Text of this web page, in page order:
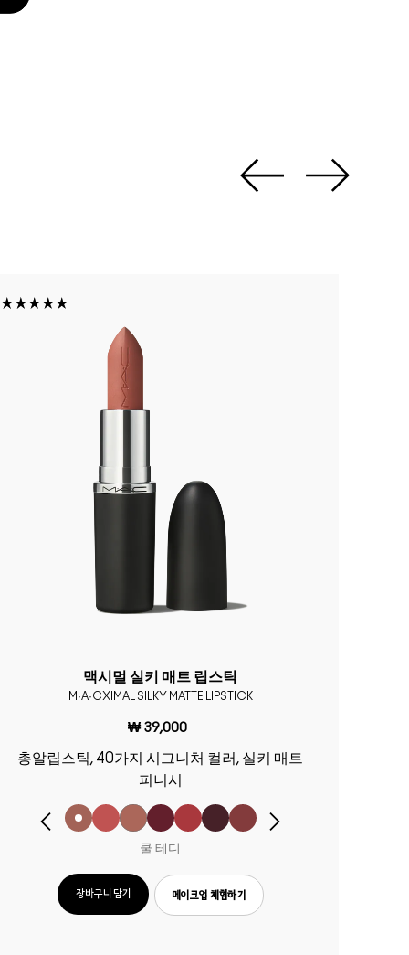
맥시멀 실키 매트 립스틱
M·A·CXIMAL SILKY MATTE LIPSTICK
₩ 39,000
총알립스틱, 40가지 시그니처 컬러, 실키 매트
피니시
쿨 테디
장바구니 담기 메이크업 체험하기